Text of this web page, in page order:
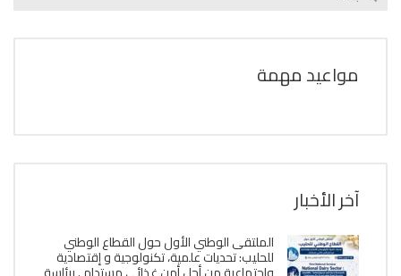
مواعيد مهمة
آخر الأخبار
الملتقى الوطني الأول حول القطاع الوطني
للحليب: تحديات علمية، تكنولوجية و إقتصادية